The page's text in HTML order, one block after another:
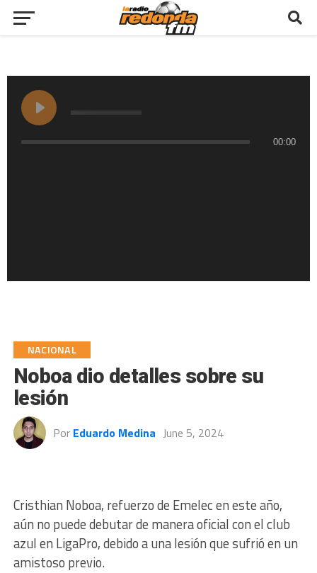
00:00
NACIONAL
Noboa dio detalles sobre su
lesión
Por Eduardo Medina June 5, 2024
Cristhian Noboa, refuerzo de Emelec en este año,
aún no puede debutar de manera oficial con el club
azul en LigaPro, debido a una lesión que sufrió en un
amistoso previo.